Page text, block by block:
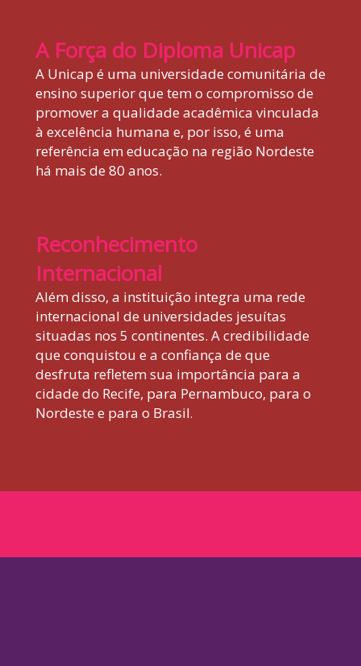
A Força do Diploma Unicap
A Unicap é uma universidade comunitária de
ensino superior que tem o compromisso de
promover a qualidade acadêmica vinculada
à excelência humana e, por isso, é uma
referência em educação na região Nordeste
há mais de 80 anos.
Reconhecimento
Internacional
Além disso, a instituição integra uma rede
internacional de universidades jesuítas
situadas nos 5 continentes. A credibilidade
que conquistou e a confiança de que
desfruta refletem sua importância para a
cidade do Recife, para Pernambuco, para o
Nordeste e para o Brasil.